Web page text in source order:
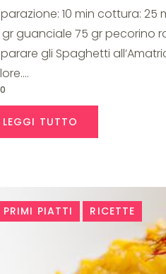
10 min cottura:
gr guanciale 75 gr pecorino
gli Spaghetti
0
LEGGI TUTTO
PRIMI PIATTI RICETTE